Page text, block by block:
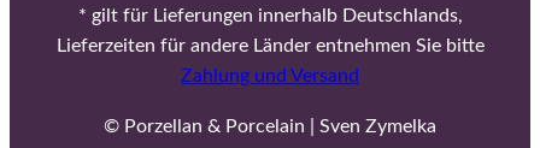
* gilt für Lieferungen innerhalb Deutschlands,
Lieferzeiten für andere Länder entnehmen Sie bitte
Zahlung und Versand
© Porzellan & Porcelain | Sven Zymelka